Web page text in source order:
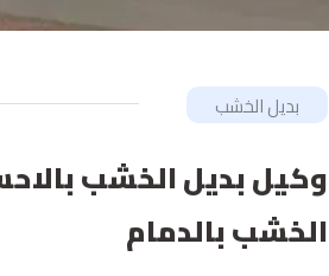
بديل الخشب
الخشب بالدمام